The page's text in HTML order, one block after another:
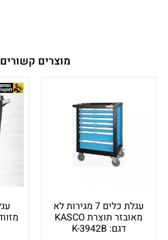
מוצרים קשורים
עגלת כלים 7 מגירות לא
מאובזר תוצרת KASCO
דגם: K-3942B